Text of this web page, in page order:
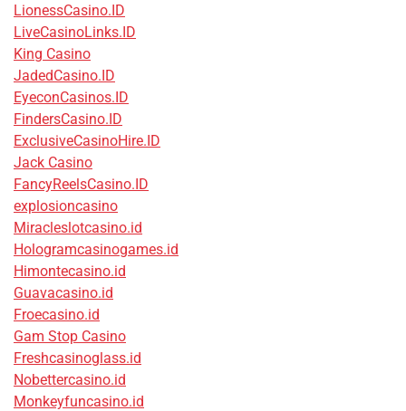
LionessCasino.ID
LiveCasinoLinks.ID
King Casino
JadedCasino.ID
EyeconCasinos.ID
FindersCasino.ID
ExclusiveCasinoHire.ID
Jack Casino
FancyReelsCasino.ID
explosioncasino
Miracleslotcasino.id
Hologramcasinogames.id
Himontecasino.id
Guavacasino.id
Froecasino.id
Gam Stop Casino
Freshcasinoglass.id
Nobettercasino.id
Monkeyfuncasino.id